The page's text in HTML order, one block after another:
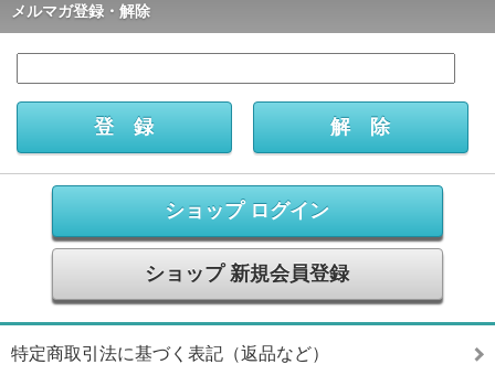
メルマガ登録・解除
ショップ ログイン
ショップ 新規会員登録
特定商取引法に基づく表記（返品など）